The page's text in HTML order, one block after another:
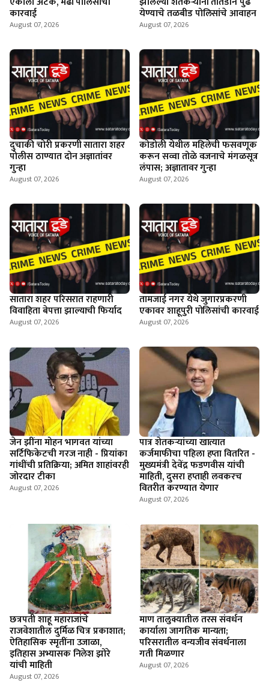
कारवाई
August 07, 2026
येण्याचे तळबीड पोलिसांचे आवाहन
August 07, 2026
दुचाकी चोरी प्रकरणी सातारा शहर
पोलीस ठाण्यात दोन अज्ञातांवर
गुन्हा
August 07, 2026
कोडोली येथील महिलेची फसवणूक
करून सव्वा तोळे वजनाचे मंगळसूत्र
लंपास; अज्ञातावर गुन्हा
August 07, 2026
सातारा शहर परिसरात राहणारी
विवाहिता बेपत्ता झाल्याची फिर्याद
August 07, 2026
तामजाई नगर येथे जुगारप्रकरणी
एकावर शाहूपुरी पोलिसांची कारवाई
August 07, 2026
जेन झींना मोहन भागवत यांच्या
सर्टिफिकेटची गरज नाही - प्रियांका
गांधींची प्रतिक्रिया; अमित शाहांवरही
जोरदार टीका
August 07, 2026
पात्र शेतकऱ्यांच्या खात्यात
कर्जमाफीचा पहिला हप्ता वितरित -
मुख्यमंत्री देवेंद्र फडणवीस यांची
माहिती, दुसरा हप्ताही लवकरच
वितरीत करण्यात येणार
August 07, 2026
छत्रपती शाहू महाराजांचे
राजवेशातील दुर्मिळ चित्र प्रकाशात;
ऐतिहासिक स्मृतींना उजाळा,
इतिहास अभ्यासक निलेश झोरे
यांची माहिती
August 07, 2026
माण तालुक्यातील तरस संवर्धन
कार्याला जागतिक मान्यता;
परिसरातील वन्यजीव संवर्धनाला
गती मिळणार
August 07, 2026